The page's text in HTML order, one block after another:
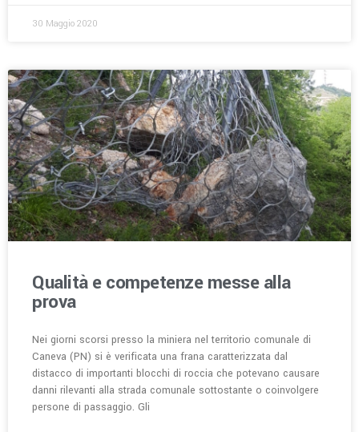
30 Maggio 2020
Qualità e competenze messe alla
prova
Nei giorni scorsi presso la miniera nel territorio comunale di
Caneva (PN) si è verificata una frana caratterizzata dal
distacco di importanti blocchi di roccia che potevano causare
danni rilevanti alla strada comunale sottostante o coinvolgere
persone di passaggio. Gli